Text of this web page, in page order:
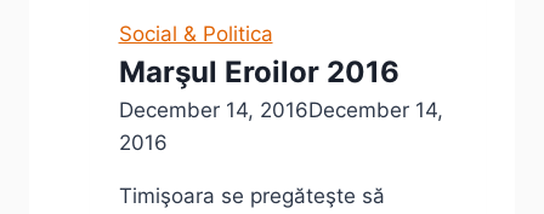
Aligică
la
Alternativa
Social & Politica
Marşul Eroilor 2016
December 14, 2016December 14,
2016
Timişoara se pregăteşte să